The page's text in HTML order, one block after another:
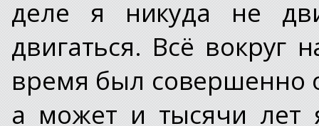
деле я никуда не
двигаться. Всё вокруг
время был совершенно
а может и тысячи лет